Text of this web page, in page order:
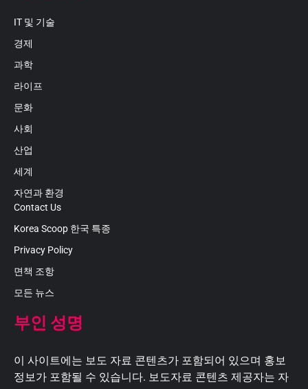
IT 및 기술
경제
과학
라이프
문화
사회
산업
세계
자연과 환경
Contact Us
Korea Scoop 한국 특종
Privacy Policy
면책 조항
모든 뉴스
부인 성명
이 사이트에는 보도 자료 콘텐츠가 포함되어 있으며 홍보
정보가 포함될 수 있습니다. 보도자료 콘텐츠 제공자는 자